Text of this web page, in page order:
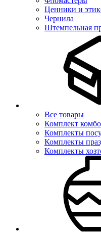
Ценники и
Чернила
Штемпельная
Все товары
Комплект
Комплекты
Комплекты
Комплекты